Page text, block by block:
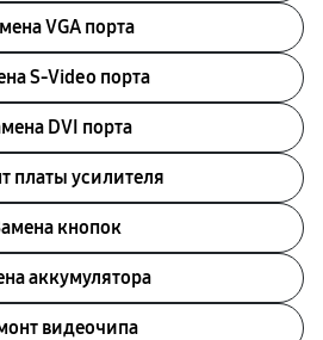
VGA порта
S-Video порта
DVI порта
платы усилителя
кнопок
аккумулятора
видеочипа